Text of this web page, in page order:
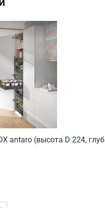
antaro (высота D 224,